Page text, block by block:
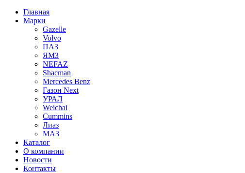
Главная
Марки
Gazelle
Volvo
ПАЗ
ЯМЗ
NEFAZ
Shacman
Mercedes Benz
Газон Next
УРАЛ
Weichai
Cummins
Лиаз
МАЗ
Каталог
О компании
Новости
Контакты